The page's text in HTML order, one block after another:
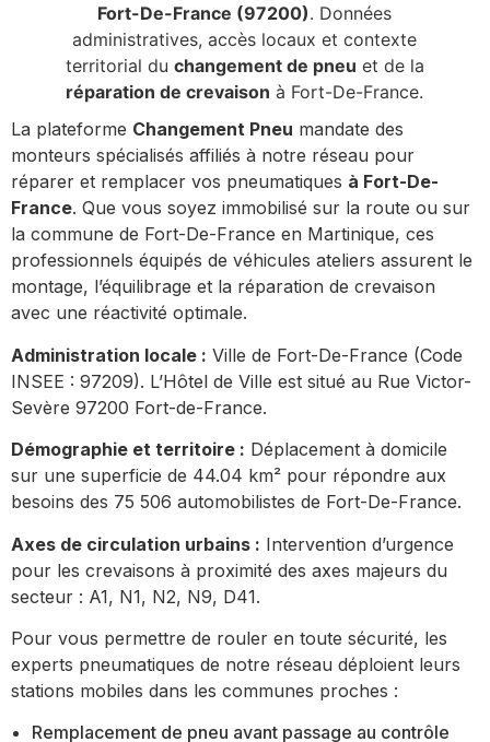
Fort-De-France (97200). Données
administratives, accès locaux et contexte
territorial du changement de pneu et de la
réparation de crevaison à Fort-De-France.
La plateforme Changement Pneu mandate des
monteurs spécialisés affiliés à notre réseau pour
réparer et remplacer vos pneumatiques à Fort-De-
France. Que vous soyez immobilisé sur la route ou sur
la commune de Fort-De-France en Martinique, ces
professionnels équipés de véhicules ateliers assurent le
montage, l’équilibrage et la réparation de crevaison
avec une réactivité optimale.
Administration locale : Ville de Fort-De-France (Code
INSEE : 97209). L’Hôtel de Ville est situé au Rue Victor-
Sevère 97200 Fort-de-France.
Démographie et territoire : Déplacement à domicile
sur une superficie de 44.04 km² pour répondre aux
besoins des 75 506 automobilistes de Fort-De-France.
Axes de circulation urbains : Intervention d’urgence
pour les crevaisons à proximité des axes majeurs du
secteur : A1, N1, N2, N9, D41.
Pour vous permettre de rouler en toute sécurité, les
experts pneumatiques de notre réseau déploient leurs
stations mobiles dans les communes proches :
Remplacement de pneu avant passage au contrôle